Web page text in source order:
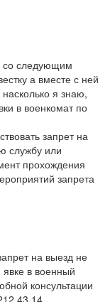
со следующим
а вместе с ней
я знаю,
в военкомат по
запрет на
службу или
прохождения
запрета
на выезд не
в военный
консультации